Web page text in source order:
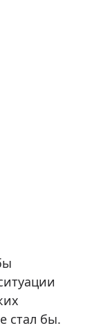
стал бы.